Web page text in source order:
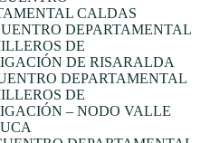
CALDAS
DEPARTAMENTAL
DE
DE RISARALDA
DEPARTAMENTAL
DE
– NODO VALLE